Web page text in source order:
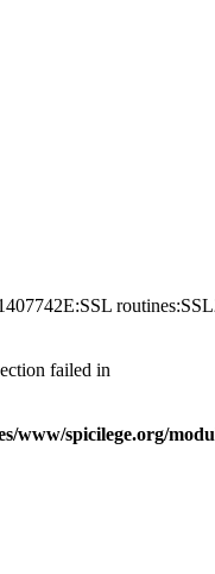
failed in
www/spicilege.org/